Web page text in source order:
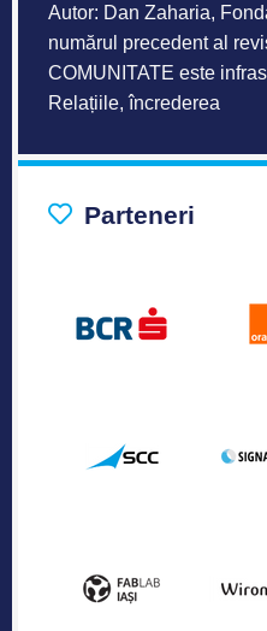
Autor: Dan Zaharia,
numărul precedent al
COMUNITATE este
Relațiile, încrederea
Parteneri